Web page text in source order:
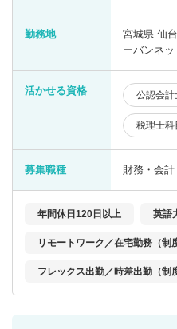
勤務地
宮城県 仙
ーバンネ
活かせる資格 公認会計
税理士科
募集職種 財務・会
年間休日120日以上 英語
リモートワーク／在宅勤務（制
フレックス出勤／時差出勤（制